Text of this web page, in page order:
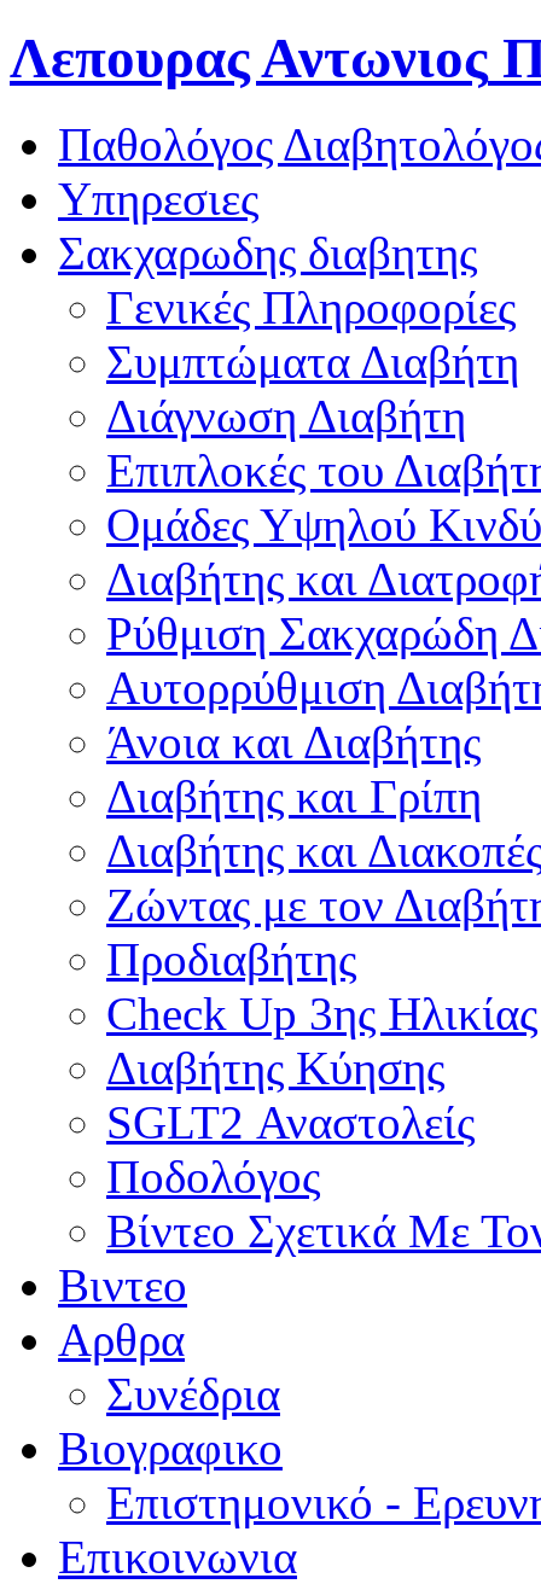
Λεπουρας Αντωνιος
Παθολόγος
Υπηρεσιες
Σακχαρωδης διαβητης
Γενικές Πληροφορίες
Συμπτώματα Διαβήτη
Διάγνωση Διαβήτη
Επιπλοκές του
Oμάδες Υψηλού
Διαβήτης και
Ρύθμιση Σακχαρώδη
Αυτορρύθμιση
Άνοια και Διαβήτης
Διαβήτης και Γρίπη
Διαβήτης και
Ζώντας με τον
Προδιαβήτης
Check Up 3ης Ηλικίας
Διαβήτης Κύησης
SGLT2 Αναστολείς
Ποδολόγος
Βίντεο Σχετικά Με
Βιντεο
Αρθρα
Συνέδρια
Βιογραφικο
Επιστημονικό -
Επικοινωνια